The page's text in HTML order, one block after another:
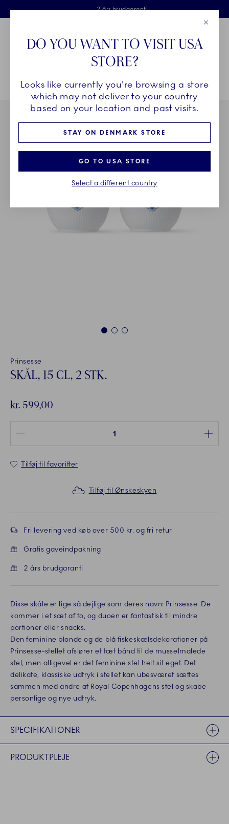
Skip Navigation
Fri levering ved køb over 500 kr. og fri retur
Gratis gaveindpakning
2 års brudgaranti
Royal Copenhagen
Breadcrumb Headlinesss
HjemSTEL Stel Prinsesse Prinsesse skål, 15 cl, 2 stk.
1 2 3
Prinsesse
SKÅL, 15 CL, 2 STK.
kr. 599,00
Tilføj til favoritter
Tilføj til Ønskeskyen
Fri levering ved køb over 500 kr. og fri retur
Gratis gaveindpakning
2 års brudgaranti
Disse skåle er lige så dejlige som deres navn: Prinsesse. De
kommer i et sæt af to, og duoen er fantastisk til mindre
portioner eller snacks.
Den feminine blonde og de blå fiskeskælsdekorationer på
Prinsesse-stellet afslører et tæt bånd til de musselmalede
stel, men alligevel er det feminine stel helt sit eget. Det
delikate, klassiske udtryk i stellet kan ubesværet sættes
sammen med andre af Royal Copenhagens stel og skabe
personlige og nye udtryk.
SPECIFIKATIONER
PRODUKTPLEJE
DO YOU WANT TO VISIT USA
STORE?
Looks like currently you're browsing a store
which may not deliver to your country
based on your location and past visits.
STAY ON DENMARK STORE
GO TO USA STORE
Select a different country